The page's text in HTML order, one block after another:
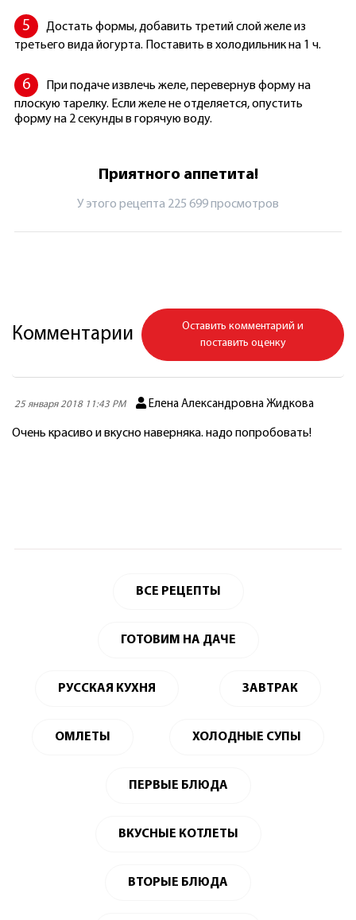
Достать формы, добавить третий слой желе из
третьего вида йогурта. Поставить в холодильник на 1 ч.
При подаче извлечь желе, перевернув форму на
плоскую тарелку. Если желе не отделяется, опустить
форму на 2 секунды в горячую воду.
Приятного аппетита!
У этого рецепта 225 699 просмотров
Комментарии
Оставить комментарий и
поставить оценку
25 января 2018 11:43 PM Елена Александровна Жидкова
Очень красиво и вкусно наверняка. надо попробовать!
ВСЕ РЕЦЕПТЫ
ГОТОВИМ НА ДАЧЕ
РУССКАЯ КУХНЯ ЗАВТРАК
ОМЛЕТЫ ХОЛОДНЫЕ СУПЫ
ПЕРВЫЕ БЛЮДА
ВКУСНЫЕ КОТЛЕТЫ
ВТОРЫЕ БЛЮДА